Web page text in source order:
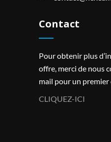
Contact
Pour obtenir plus
offre, merci de nous
mail pour un premier
CLIQUEZ-ICI